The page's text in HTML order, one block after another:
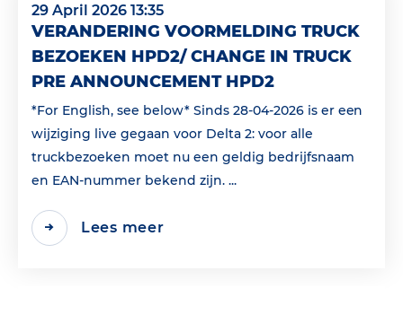
29 April 2026 13:35
VERANDERING VOORMELDING TRUCK
BEZOEKEN HPD2/ CHANGE IN TRUCK
PRE ANNOUNCEMENT HPD2
*For English, see below* Sinds 28-04-2026 is er een
wijziging live gegaan voor Delta 2: voor alle
truckbezoeken moet nu een geldig bedrijfsnaam
en EAN‑nummer bekend zijn. ...
Lees meer